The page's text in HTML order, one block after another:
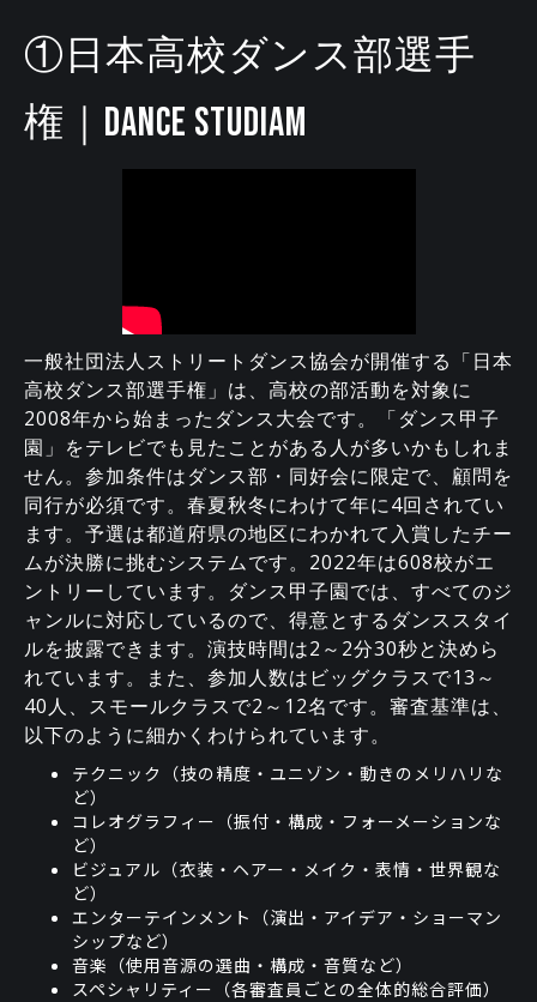
①日本高校ダンス部選手
権｜DANCE STUDIAM
一般社団法人ストリートダンス協会が開催する「日本
高校ダンス部選手権」は、高校の部活動を対象に
2008年から始まったダンス大会です。「ダンス甲子
園」をテレビでも見たことがある人が多いかもしれま
せん。参加条件はダンス部・同好会に限定で、顧問を
同行が必須です。春夏秋冬にわけて年に4回されてい
ます。予選は都道府県の地区にわかれて入賞したチー
ムが決勝に挑むシステムです。2022年は608校がエ
ントリーしています。ダンス甲子園では、すべてのジ
ャンルに対応しているので、得意とするダンススタイ
ルを披露できます。演技時間は2～2分30秒と決めら
れています。また、参加人数はビッグクラスで13～
40人、スモールクラスで2～12名です。審査基準は、
以下のように細かくわけられています。
テクニック（技の精度・ユニゾン・動きのメリハリな
ど）
コレオグラフィー（振付・構成・フォーメーションな
ど）
ビジュアル（衣装・ヘアー・メイク・表情・世界観な
ど）
エンターテインメント（演出・アイデア・ショーマン
シップなど）
音楽（使用音源の選曲・構成・音質など）
スペシャリティー（各審査員ごとの全体的総合評価）